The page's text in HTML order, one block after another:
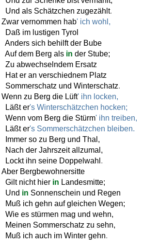
Und als Schätzchen zugezählt.
Zwar vernommen hab' ich wohl,
Daß im lustigen Tyrol
Anders sich behilft der Bube
Auf dem Berg als in der Stube;
Zu abwechselndem Ersatz
Hat er an verschiednem Platz
Sommerschatz und Winterschatz.
Wenn zu Berg die Lüft' ihn locken,
Läßt er's Winterschätzchen hocken;
Wenn vom Berg die Stürm' ihn treiben,
Läßt er's Sommerschätzchen bleiben.
Immer so zu Berg und Thal ,
Nach der Jahrszeit allzumal ,
Lockt ihn seine Doppelwahl .
Aber Bergbewohnersitte
Gilt nicht hier in Landesmitte;
Und in Sonnenschein und Regen
Muß ich gehn auf gleichen Wegen;
Wie es stürmen mag und wehn,
Meinen Sommerschatz zu sehn,
Muß ich auch im Winter gehn.